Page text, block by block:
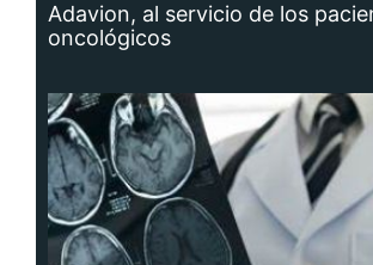
Adavion, al servicio de los
oncológicos